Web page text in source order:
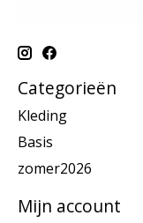
Categorieën
Kleding
Basis
zomer2026
Mijn account